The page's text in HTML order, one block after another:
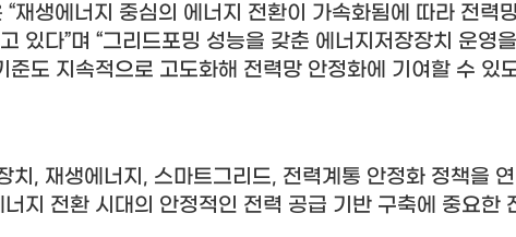
“재생에너지 중심의 에너지 전환이 가속화됨에 따라 전력
있다”며 “그리드포밍 성능을 갖춘 에너지저장장치 운영
준도 지속적으로 고도화해 전력망 안정화에 기여할 수 있
치 , 재생에너지 , 스마트그리드, 전력계통 안정화 정책을
지 전환 시대의 안정적인 전력 공급 기반 구축에 중요한